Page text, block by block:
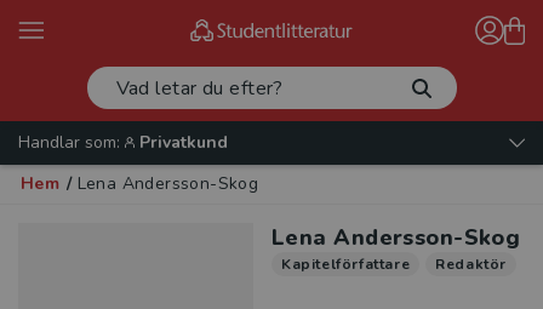
Handlar som:
Privatkund
Hem / Lena Andersson-Skog
Lena Andersson-Skog
Kapitelförfattare Redaktör